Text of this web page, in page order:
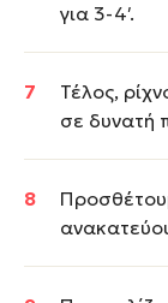
για 3-4′.
Τέλος,
σε δυνατή